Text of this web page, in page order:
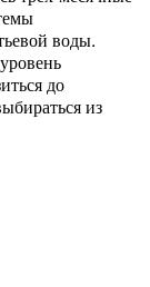
воды.
до
из